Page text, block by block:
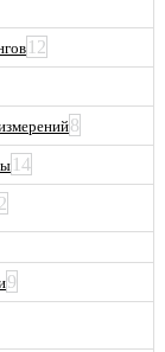
12
8
14
2
9